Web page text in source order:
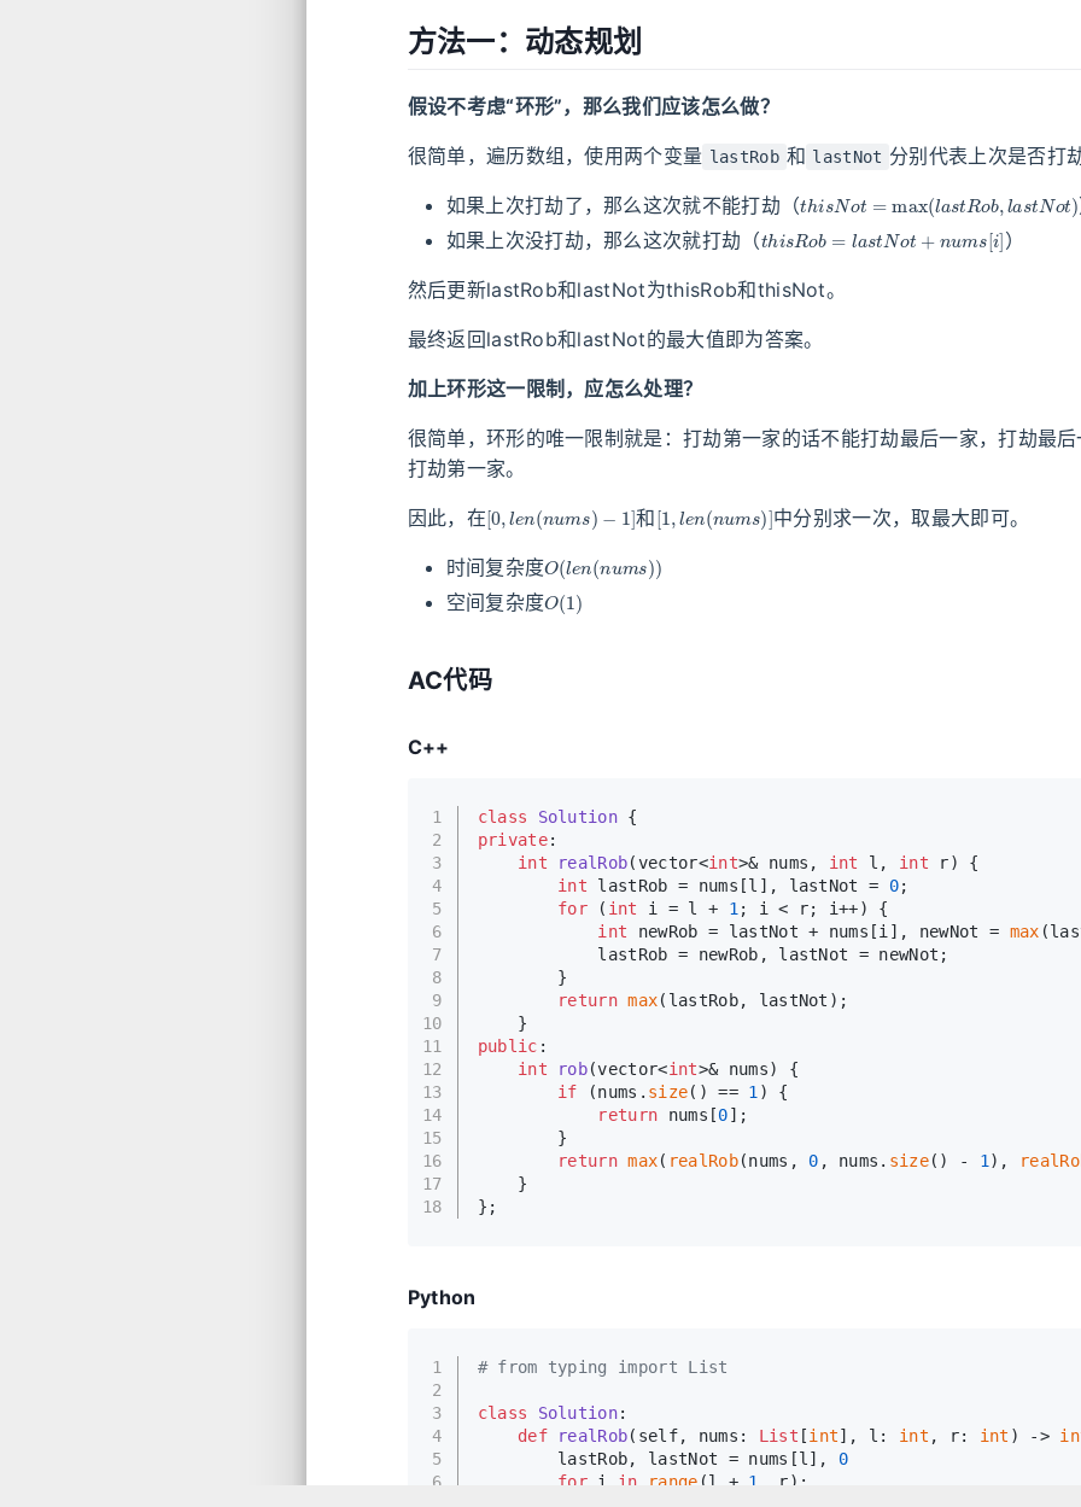
方法一：动态规划
假设不考虑“环形”，那么我们应该怎么做？
很简单，遍历数组，使用两个变量 lastRob 和 lastNot 分别代表上次是否打劫
如果上次打劫了，那么这次就不能打劫（
如果上次没打劫，那么这次就打劫（
th sRob= l as Not+nums[i]
）
然后更新lastRob和lastNot为thisRob和thisNot。
最终返回lastRob和lastNot的最大值即为答案。
加上环形这一限制，应怎么处理？
很简单，环形的唯一限制就是：打劫第一家的话不能打劫最后一家，打劫最
打劫第一家。
因此，在 和 中分别求一次，取最大即可。
时间复杂度
空间复杂度
O (1)
AC代码
C++
1
2
3
4
5
6
7
8
9
10
11
12
13
14
15
16
17
18
class Solution {
private:
int
realRob(vector<int>& nums, int l, int r)
{
int lastRob = nums[l], lastNot = 0;
for ( int i = l + 1 ; i < r; i++) {
int newRob = lastNot + nums[i], newNot = max
            lastRob = newRob, lastNot = newNot;
        }
return max(lastRob, lastNot);
    }
public :
int
rob(vector<int>& nums)
{
if (nums. size() == 1 ) {
return nums[0];
        }
return max( realRob(nums, 0 , nums. size() - 1 ),
    }
};
Python
1
2
3
4
5
6
# from typing import List
class Solution:
def
realRob( self, nums: List [int], l: int , r: int ) ->
        lastRob, lastNot = nums[l],
0
for i in range (l + 1
, r):